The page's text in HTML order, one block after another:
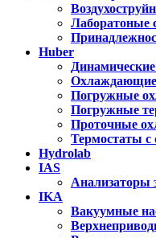
Лаборатоные
Huber
Охлаждающие
Погружные
Погружные
Проточные
Термостаты с
Hydrolab
IAS
Анализаторы
IKA
Вакуумные